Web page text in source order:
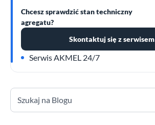
Chcesz sprawdzić stan techniczny
agregatu?
Skontaktuj się z serwisem
Serwis AKMEL 24/7
Szukaj na Blogu